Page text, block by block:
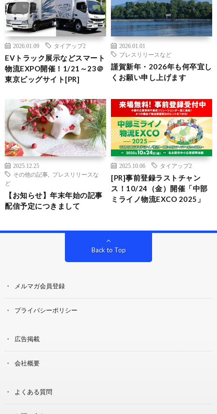
2026.01.09 タイアップ2
EVトラック展示などスマート
物流EXPO開催！1/21～23＠
東京ビッグサイト[PR]
2026.01.01
プレスリリースなど
謹賀新年・2026年も何卒宜し
くお願い申し上げます
2025.12.25
その他の記事
プレスリリースな
ど
【お知らせ】年末年始の記事
配信予定につきまして
2025.10.06 タイアップ2
[PR]事前登録ラストチャン
ス！10/24（金）開催「中部
ミライノ物流EXCO 2025」
Back to Top
メルマガ会員登録
プライバシーポリシー
広告掲載
会社概要
よくある質問